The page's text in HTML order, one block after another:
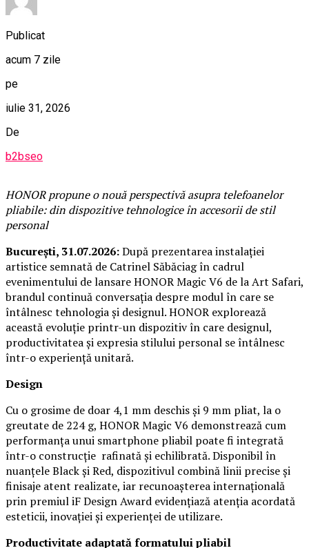
Publicat
acum 7 zile
pe
iulie 31, 2026
De
b2bseo
HONOR propune o nouă perspectivă asupra telefoanelor
pliabile: din dispozitive tehnologice în accesorii de stil
personal
București, 31.07.2026:După prezentarea instalației
artistice semnată de Catrinel Săbăciag în cadrul
evenimentului de lansare HONOR Magic V6 de la Art Safari,
brandul continuă conversația despre modul în care se
întâlnesc tehnologia și designul. HONOR explorează
această evoluție printr-un dispozitiv în care designul,
productivitatea și expresia stilului personal se întâlnesc
într-o experiență unitară.
Design
Cu o grosime de doar 4,1 mm deschis și 9 mm pliat, la o
greutate de 224 g, HONOR Magic V6 demonstrează cum
performanța unui smartphone pliabil poate fi integrată
într-o construcție rafinată și echilibrată. Disponibil în
nuanțele Black și Red, dispozitivul combină linii precise și
finisaje atent realizate, iar recunoașterea internațională
prin premiul iF Design Award evidențiază atenția acordată
esteticii, inovației și experienței de utilizare.
Productivitate adaptată formatului pliabil